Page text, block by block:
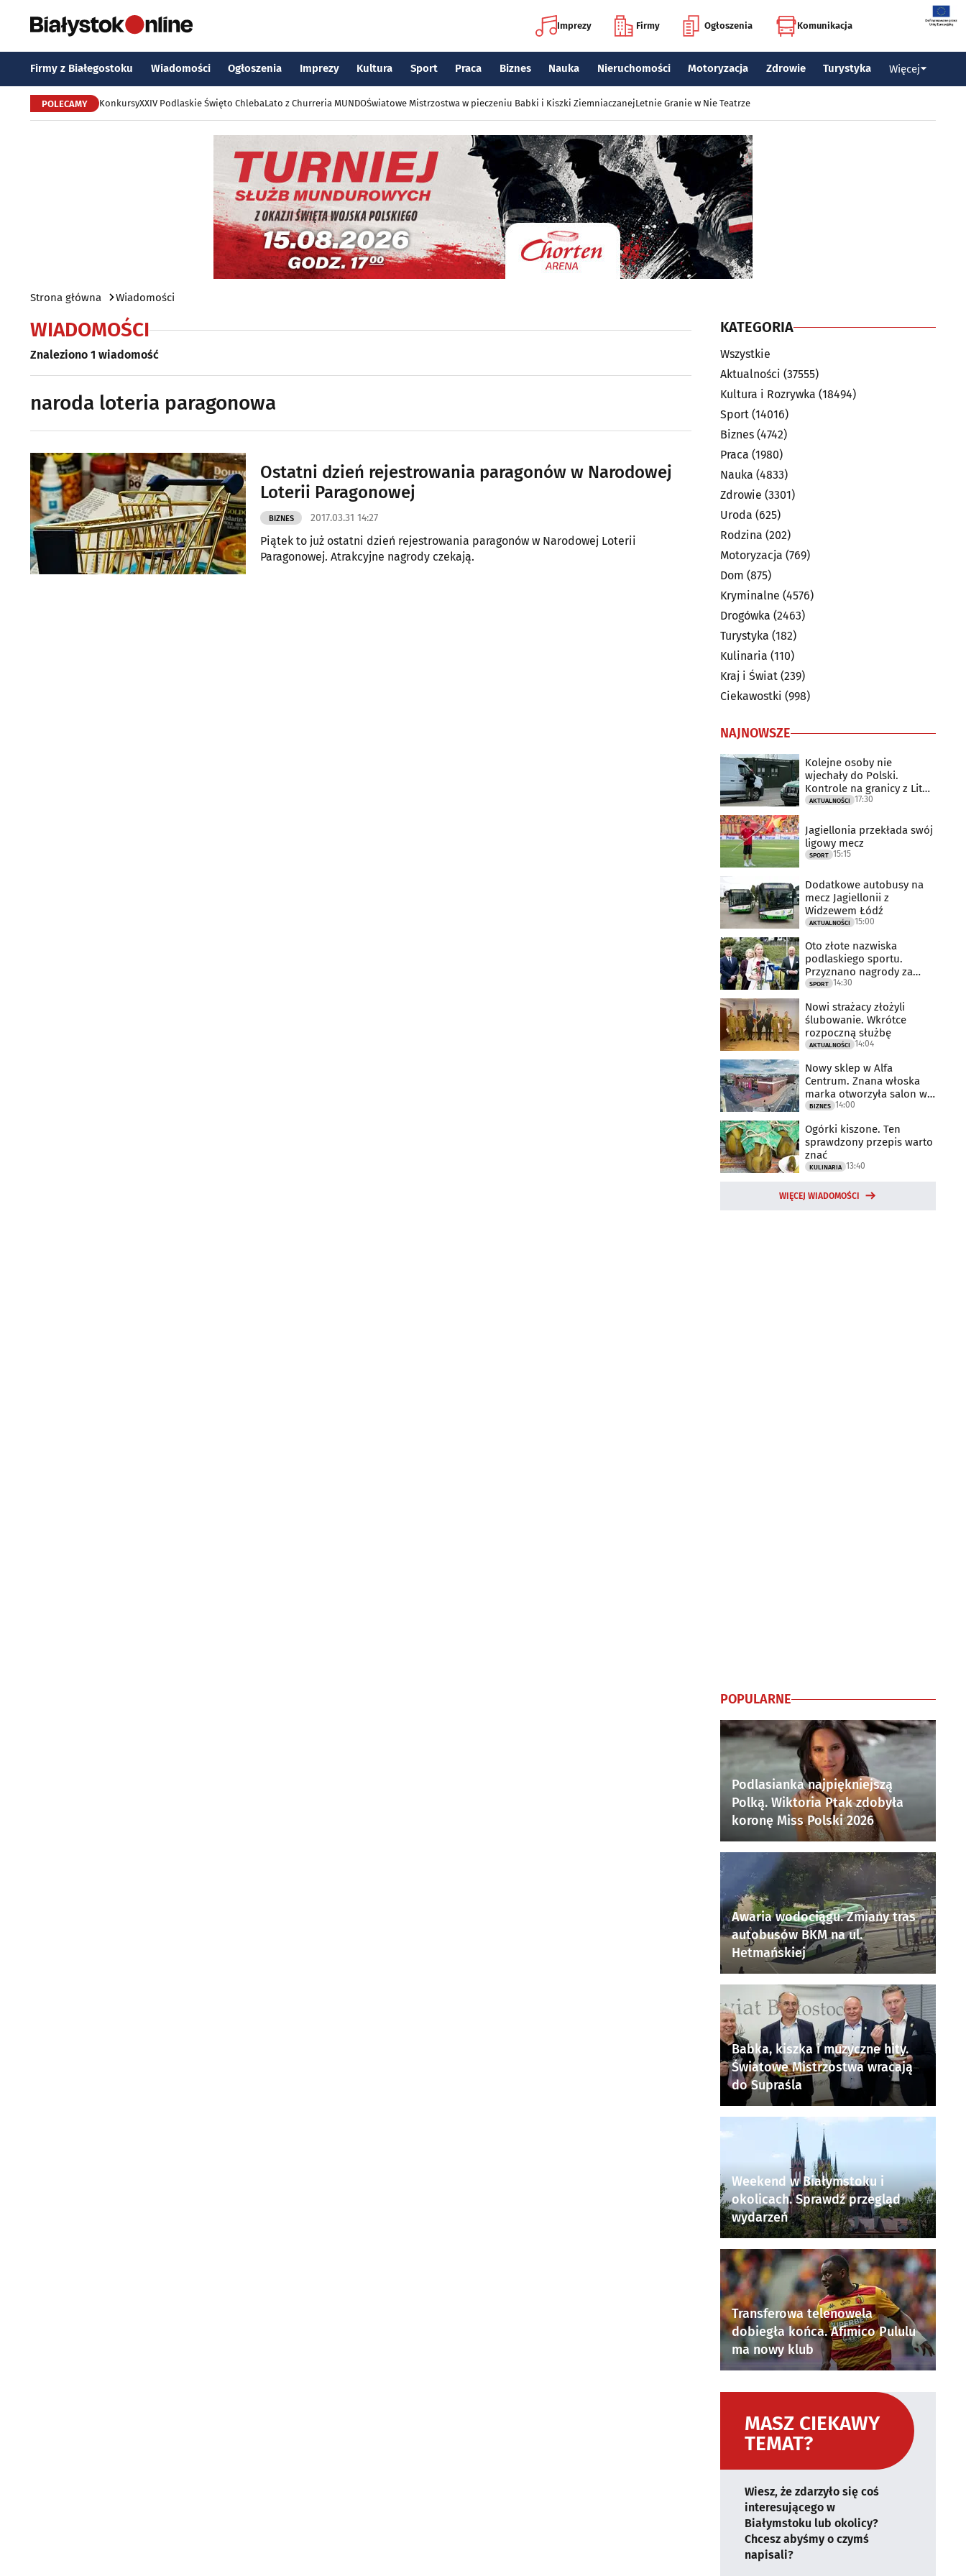
Imprezy Firmy Ogłoszenia Komunikacja
Firmy z Białegostoku Wiadomości Ogłoszenia Imprezy Kultura Sport Praca Biznes Nauka Nieruchomości Motoryzacja Zdrowie Turystyka Więcej
POLECAMY KonkursyXXIV Podlaskie Święto ChlebaLato z Churreria MUNDOŚwiatowe Mistrzostwa w pieczeniu Babki i Kiszki ZiemniaczanejLetnie Granie w Nie Teatrze
Strona główna Wiadomości
WIADOMOŚCI
Znaleziono 1 wiadomość
naroda loteria paragonowa
Ostatni dzień rejestrowania paragonów w Narodowej
Loterii Paragonowej
BIZNES 2017.03.31 14:27
Piątek to już ostatni dzień rejestrowania paragonów w Narodowej Loterii
Paragonowej. Atrakcyjne nagrody czekają.
KATEGORIA
Wszystkie
Aktualności (37555)
Kultura i Rozrywka (18494)
Sport (14016)
Biznes (4742)
Praca (1980)
Nauka (4833)
Zdrowie (3301)
Uroda (625)
Rodzina (202)
Motoryzacja (769)
Dom (875)
Kryminalne (4576)
Drogówka (2463)
Turystyka (182)
Kulinaria (110)
Kraj i Świat (239)
Ciekawostki (998)
NAJNOWSZE
Kolejne osoby nie
wjechały do Polski.
Kontrole na granicy z Litwą
trwają
AKTUALNOŚCI 17:30
Jagiellonia przekłada swój
ligowy mecz
SPORT 15:15
Dodatkowe autobusy na
mecz Jagiellonii z
Widzewem Łódź
AKTUALNOŚCI 15:00
Oto złote nazwiska
podlaskiego sportu.
Przyznano nagrody za
2025 rok
SPORT 14:30
Nowi strażacy złożyli
ślubowanie. Wkrótce
rozpoczną służbę
AKTUALNOŚCI 14:04
Nowy sklep w Alfa
Centrum. Znana włoska
marka otworzyła salon w
Białymstoku
BIZNES 14:00
Ogórki kiszone. Ten
sprawdzony przepis warto
znać
KULINARIA 13:40
WIĘCEJ WIADOMOŚCI
POPULARNE
Podlasianka najpiękniejszą
Polką. Wiktoria Ptak zdobyła
koronę Miss Polski 2026
Awaria wodociągu. Zmiany tras
autobusów BKM na ul.
Hetmańskiej
Babka, kiszka i muzyczne hity.
Światowe Mistrzostwa wracają
do Supraśla
Weekend w Białymstoku i
okolicach. Sprawdź przegląd
wydarzeń
Transferowa telenowela
dobiegła końca. Afimico Pululu
ma nowy klub
MASZ CIEKAWY
TEMAT?
Wiesz, że zdarzyło się coś
interesującego w
Białymstoku lub okolicy?
Chcesz abyśmy o czymś
napisali?